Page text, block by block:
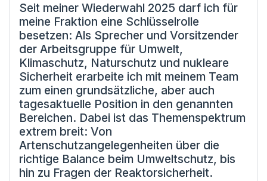
Seit meiner Wiederwahl 2025 darf ich für
meine Fraktion eine Schlüsselrolle
besetzen: Als Sprecher und Vorsitzender
der Arbeitsgruppe für Umwelt,
Klimaschutz, Naturschutz und nukleare
Sicherheit erarbeite ich mit meinem Team
zum einen grundsätzliche, aber auch
tagesaktuelle Position in den genannten
Bereichen. Dabei ist das Themenspektrum
extrem breit: Von
Artenschutzangelegenheiten über die
richtige Balance beim Umweltschutz, bis
hin zu Fragen der Reaktorsicherheit.